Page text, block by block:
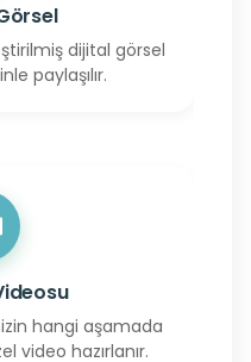
dijital görsel
paylaşılır.
hangi aşamada
video hazırlanır.